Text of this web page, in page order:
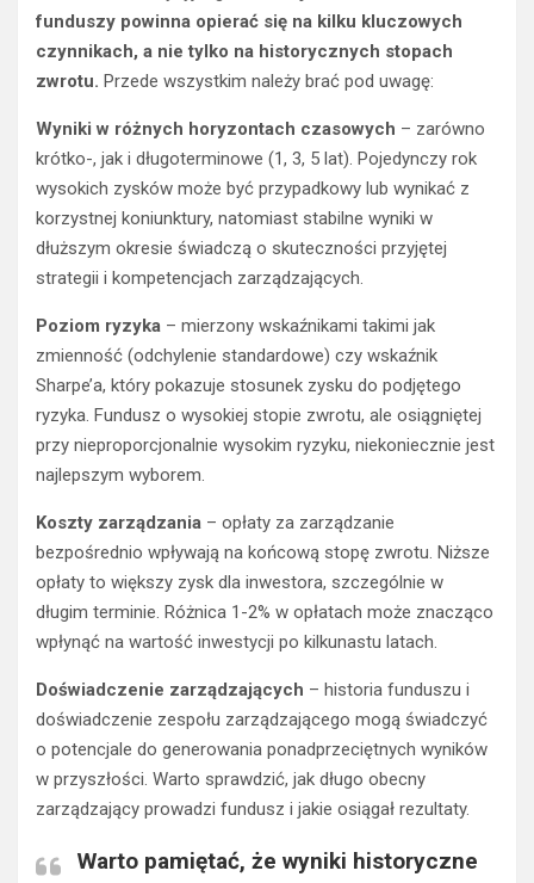
funduszy powinna opierać się na kilku kluczowych
czynnikach, a nie tylko na historycznych stopach
zwrotu. Przede wszystkim należy brać pod uwagę:
Wyniki w różnych horyzontach czasowych – zarówno
krótko-, jak i długoterminowe (1, 3, 5 lat). Pojedynczy rok
wysokich zysków może być przypadkowy lub wynikać z
korzystnej koniunktury, natomiast stabilne wyniki w
dłuższym okresie świadczą o skuteczności przyjętej
strategii i kompetencjach zarządzających.
Poziom ryzyka – mierzony wskaźnikami takimi jak
zmienność (odchylenie standardowe) czy wskaźnik
Sharpe’a, który pokazuje stosunek zysku do podjętego
ryzyka. Fundusz o wysokiej stopie zwrotu, ale osiągniętej
przy nieproporcjonalnie wysokim ryzyku, niekoniecznie jest
najlepszym wyborem.
Koszty zarządzania – opłaty za zarządzanie
bezpośrednio wpływają na końcową stopę zwrotu. Niższe
opłaty to większy zysk dla inwestora, szczególnie w
długim terminie. Różnica 1-2% w opłatach może znacząco
wpłynąć na wartość inwestycji po kilkunastu latach.
Doświadczenie zarządzających – historia funduszu i
doświadczenie zespołu zarządzającego mogą świadczyć
o potencjale do generowania ponadprzeciętnych wyników
w przyszłości. Warto sprawdzić, jak długo obecny
zarządzający prowadzi fundusz i jakie osiągał rezultaty.
Warto pamiętać, że wyniki historyczne